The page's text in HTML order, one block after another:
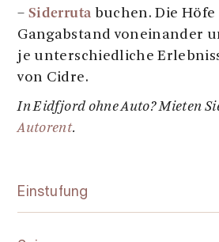
–Siderruta buchen. Die
Gangabstand voneinander
je unterschiedliche
von Cidre.
In Eidfjord ohne Auto? Mieten
Autorent.
Einstufung